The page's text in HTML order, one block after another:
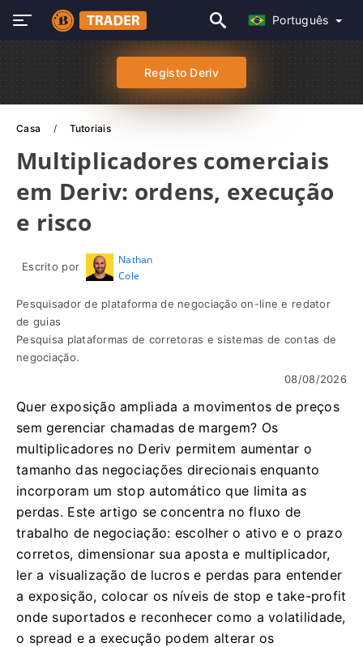
Português
Registo Deriv
Casa Tutoriais
Multiplicadores comerciais
em Deriv: ordens, execução
e risco
Escrito por
Nathan
Cole
Pesquisador de plataforma de negociação on-line e redator
de guias
Pesquisa plataformas de corretoras e sistemas de contas de
negociação.
08/08/2026
Quer exposição ampliada a movimentos de preços
sem gerenciar chamadas de margem? Os
multiplicadores no Deriv permitem aumentar o
tamanho das negociações direcionais enquanto
incorporam um stop automático que limita as
perdas. Este artigo se concentra no fluxo de
trabalho de negociação: escolher o ativo e o prazo
corretos, dimensionar sua aposta e multiplicador,
ler a visualização de lucros e perdas para entender
a exposição, colocar os níveis de stop e take-profit
onde suportados e reconhecer como a volatilidade,
o spread e a execução podem alterar os